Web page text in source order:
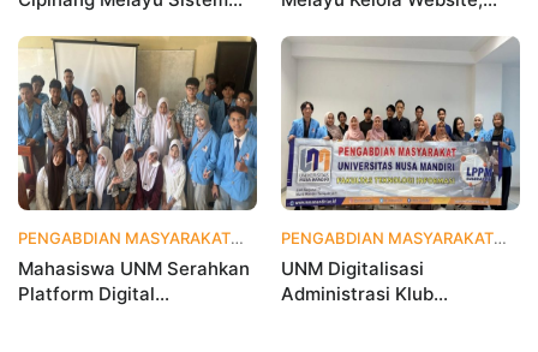
Dorong Pemberdayaan
Berbasis Data
Digital Masyarakat
PENGABDIAN MASYARAKAT 1 bulan yang lalu
Mahasiswa UNM Serahkan
Platform Digital
PENGABDIAN MASYARAKAT
UNM Digitalisasi
Administrasi Klub